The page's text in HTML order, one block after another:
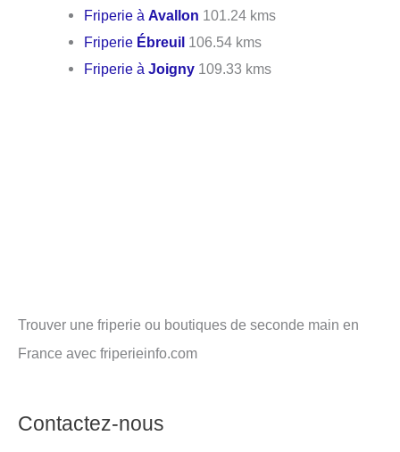
Friperie à Avallon 101.24 kms
Friperie Ébreuil 106.54 kms
Friperie àJoigny 109.33 kms
Trouver une friperie ou boutiques de seconde main en
France avec friperieinfo.com
Contactez-nous